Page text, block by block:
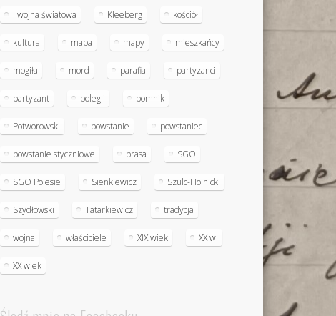
I wojna światowa Kleeberg kościół
kultura mapa mapy mieszkańcy
mogiła mord parafia partyzanci
partyzant polegli pomnik
Potworowski powstanie powstaniec
powstanie styczniowe prasa SGO
SGO Polesie Sienkiewicz Szulc-Holnicki
Szydłowski Tatarkiewicz tradycja
wojna właściciele XIX wiek XX w.
XX wiek